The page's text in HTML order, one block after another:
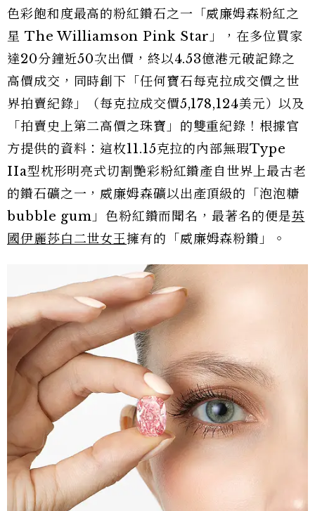
色彩飽和度最高的粉紅鑽石之一「威廉姆森粉紅之
星 The Williamson Pink Star」，在多位買家
達20分鐘近50次出價，終以4.53億港元破記錄之
高價成交，同時創下「任何寶石每克拉成交價之世
界拍賣紀錄」（每克拉成交價5,178,124美元）以及
「拍賣史上第二高價之珠寶」的雙重紀錄！根據官
方提供的資料：這枚11.15克拉的內部無瑕Type
IIa型枕形明亮式切割艷彩粉紅鑽產自世界上最古老
的鑽石礦之一，威廉姆森礦以出產頂級的「泡泡糖
bubble gum」色粉紅鑽而聞名，最著名的便是英
國伊麗莎白二世女王擁有的「威廉姆森粉鑽」。